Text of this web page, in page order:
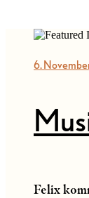
6.
Felix